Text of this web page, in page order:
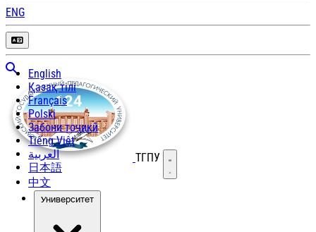
ENG
English
Қазақ тілі
Français
Polski
Забони тоҷикӣ
Tiếng Việt
العربية
日本語
中文
ТГПУ Открыть меню
Университет